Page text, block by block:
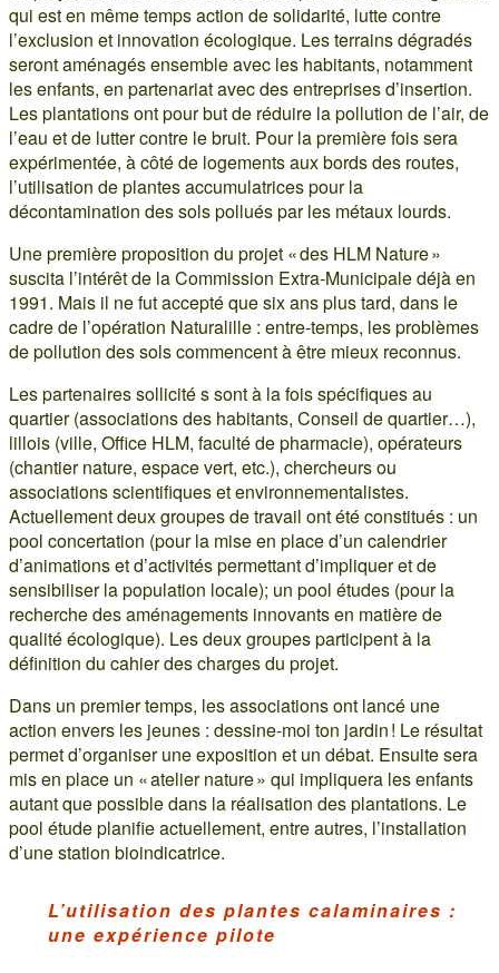
qui est en même temps action de solidarité, lutte contre
l’exclusion et innovation écologique. Les terrains dégradés
seront aménagés ensemble avec les habitants, notamment
les enfants, en partenariat avec des entreprises d’insertion.
Les plantations ont pour but de réduire la pollution de l’air, de
l’eau et de lutter contre le bruit. Pour la première fois sera
expérimentée, à côté de logements aux bords des routes,
l’utilisation de plantes accumulatrices pour la
décontamination des sols pollués par les métaux lourds.
Une première proposition du projet « des HLM Nature »
suscita l’intérêt de la Commission Extra-Municipale déjà en
1991. Mais il ne fut accepté que six ans plus tard, dans le
cadre de l’opération Naturalille : entre-temps, les problèmes
de pollution des sols commencent à être mieux reconnus.
Les partenaires sollicité s sont à la fois spécifiques au
quartier (associations des habitants, Conseil de quartier…),
lillois (ville, Office HLM, faculté de pharmacie), opérateurs
(chantier nature, espace vert, etc.), chercheurs ou
associations scientifiques et environnementalistes.
Actuellement deux groupes de travail ont été constitués : un
pool concertation (pour la mise en place d’un calendrier
d’animations et d’activités permettant d’impliquer et de
sensibiliser la population locale); un pool études (pour la
recherche des aménagements innovants en matière de
qualité écologique). Les deux groupes participent à la
définition du cahier des charges du projet.
Dans un premier temps, les associations ont lancé une
action envers les jeunes : dessine-moi ton jardin ! Le résultat
permet d’organiser une exposition et un débat. Ensuite sera
mis en place un « atelier nature » qui impliquera les enfants
autant que possible dans la réalisation des plantations. Le
pool étude planifie actuellement, entre autres, l’installation
d’une station bioindicatrice.
L’utilisation des plantes calaminaires :
une expérience pilote